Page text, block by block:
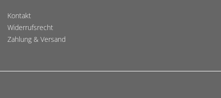
Kontakt
Widerrufsrecht
Zahlung & Versand